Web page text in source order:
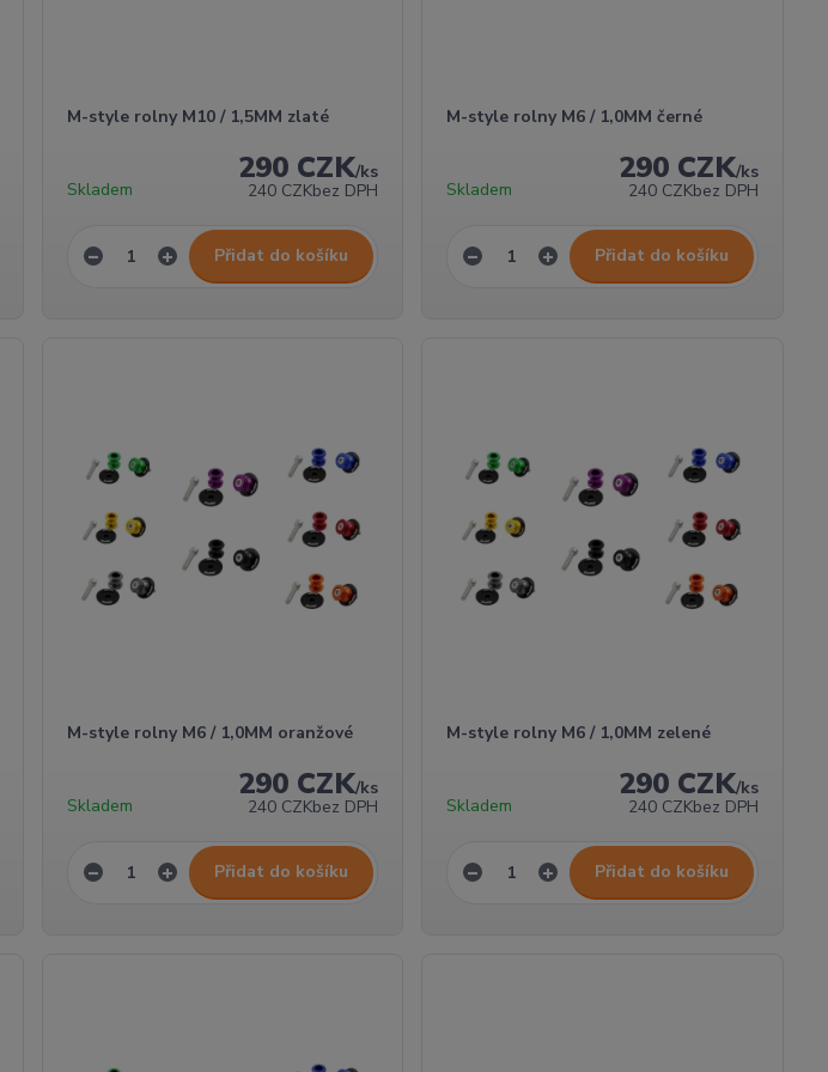
M-style rolny M10 / 1,5MM zlaté
290 CZK/ks
240 CZKbez DPH
Skladem
Přidat do košíku
M-style rolny M6 / 1,0MM černé
290 CZK/ks
240 CZKbez DPH
Skladem
Přidat do košíku
M-style rolny M6 / 1,0MM oranžové
290 CZK/ks
240 CZKbez DPH
Skladem
Přidat do košíku
M-style rolny M6 / 1,0MM zelené
290 CZK/ks
240 CZKbez DPH
Skladem
Přidat do košíku